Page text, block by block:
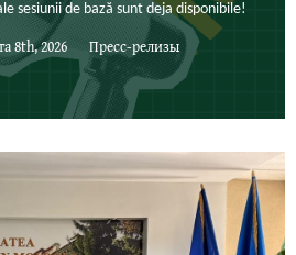
sesiunii de bază sunt deja disponibile!
8th, 2026 Пресс-релизы